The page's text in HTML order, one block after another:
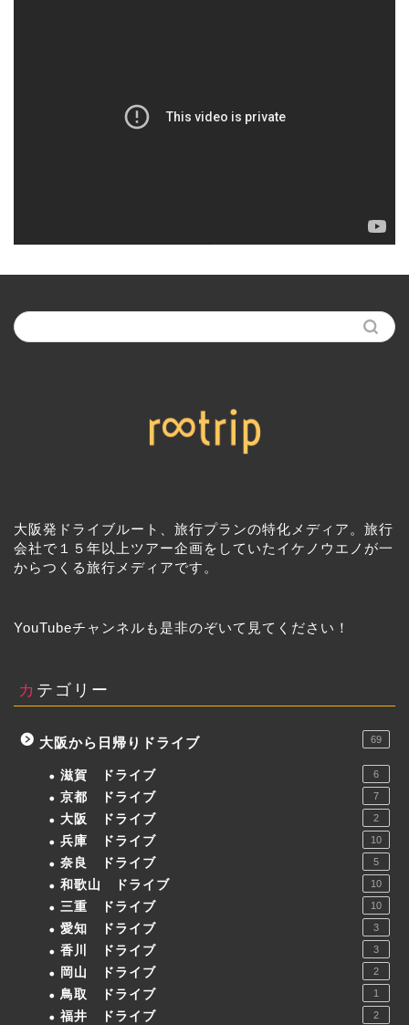
大阪発ドライブルート、旅行プランの特化メディア。旅行
会社で１５年以上ツアー企画をしていたイケノウエノが一
からつくる旅行メディアです。
YouTubeチャンネルも是非のぞいて見てください！
カテゴリー
大阪から日帰りドライブ 69
滋賀 ドライブ 6
京都 ドライブ 7
大阪 ドライブ 2
兵庫 ドライブ 10
奈良 ドライブ 5
和歌山 ドライブ 10
三重 ドライブ 10
愛知 ドライブ 3
香川 ドライブ 3
岡山 ドライブ 2
鳥取 ドライブ 1
福井 ドライブ 2